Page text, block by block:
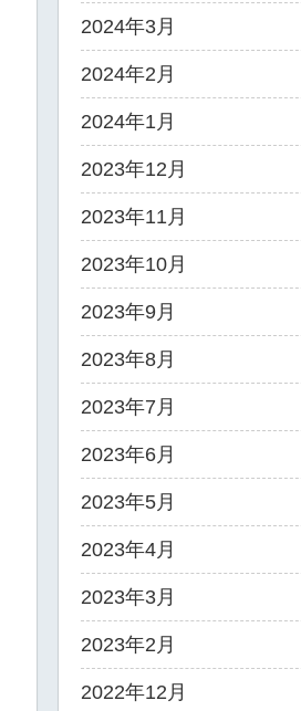
2024年3月
2024年2月
2024年1月
2023年12月
2023年11月
2023年10月
2023年9月
2023年8月
2023年7月
2023年6月
2023年5月
2023年4月
2023年3月
2023年2月
2022年12月